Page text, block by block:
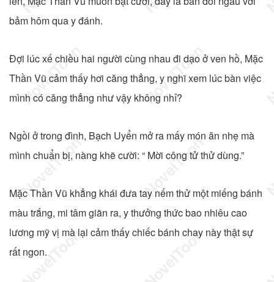
bảm hôm qua y đánh.
Đợi lúc xế chiều hai người cùng nhau đi dạo ở ven hồ, Mặc
Thần Vũ cảm thấy hơi căng thẳng, y nghĩ xem lúc bàn việc
mình có căng thẳng như vậy không nhỉ?
Ngồi ở trong đình, Bạch Uyển mở ra mấy món ăn nhẹ mà
mình chuẩn bị, nàng khẽ cười: “ Mời công tử thử dùng.”
Mặc Thần Vũ khẳng khái đưa tay nếm thử một miếng bánh
màu trắng, mi tâm giãn ra, y thưởng thức bao nhiêu cao
lương mỹ vị mà lại cảm thấy chiếc bánh chay này thật sự
rất ngon.